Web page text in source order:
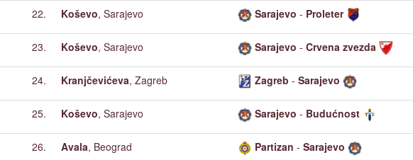
22. Koševo, Sarajevo Sarajevo - Proleter
23. Koševo, Sarajevo Sarajevo - Crvena zvezda
24. Kranjčevićeva, Zagreb Zagreb - Sarajevo
25. Koševo, Sarajevo Sarajevo - Budućnost
26. Avala, Beograd Partizan - Sarajevo